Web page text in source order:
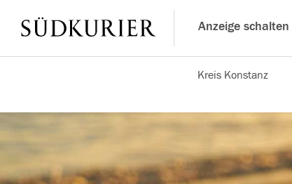
Anzeige schalten
Kreis Konstanz